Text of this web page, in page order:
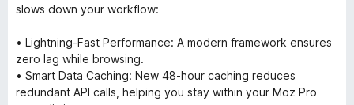
slows down your workflow:
• Lightning-Fast Performance: A modern framework ensures
zero lag while browsing.
• Smart Data Caching: New 48-hour caching reduces
redundant API calls, helping you stay within your Moz Pro